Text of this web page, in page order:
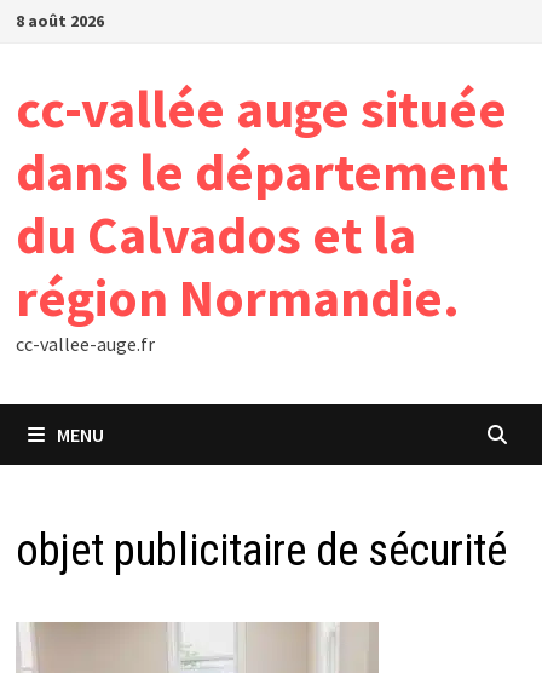
Passer
8 août 2026
cc-vallée auge située
dans le département
du Calvados et la
région Normandie.
cc-vallee-auge.fr
MENU
objet publicitaire de sécurité